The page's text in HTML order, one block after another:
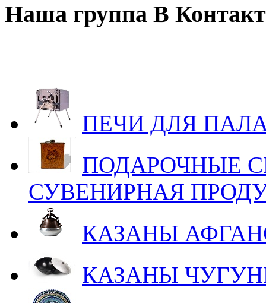
Наша группа В
ПЕЧИ ДЛЯ
ПОДАРОЧНЫЕ
СУВЕНИРНАЯ
КАЗАНЫ
КАЗАНЫ